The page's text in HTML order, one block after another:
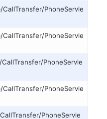
PhoneServle
PhoneServle
PhoneServle
PhoneServle
PhoneServle